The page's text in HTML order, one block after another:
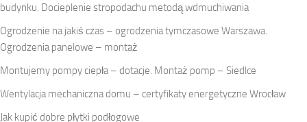
budynku. Docieplenie stropodachu metodą wdmuchiwania
Ogrodzenie na jakiś czas – ogrodzenia tymczasowe Warszawa.
Ogrodzenia panelowe – montaż
Montujemy pompy ciepła – dotacje. Montaż pomp – Siedlce
Wentylacja mechaniczna domu – certyfikaty energetyczne Wrocław
Jak kupić dobre płytki podłogowe